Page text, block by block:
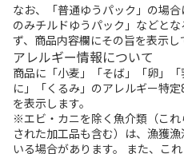
なお、「普通ゆうパック」の場
のみチルドゆうパック」などと
ず、商品内容欄にその旨を表示し
アレルギー情報について
商品に「小麦」「そば」「卵」
に」「くるみ」のアレルギー特
を表示します。
※エビ・カニを除く魚介類（こ
された加工品も含む）は、漁獲
いる場合があります。 また、こ